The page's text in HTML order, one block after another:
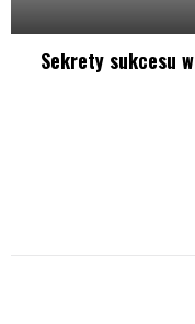
Sekrety sukcesu